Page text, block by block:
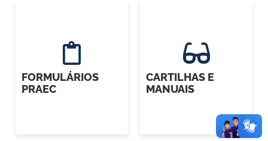
FORMULÁRIOS
PRAEC
CARTILHAS E
MANUAIS